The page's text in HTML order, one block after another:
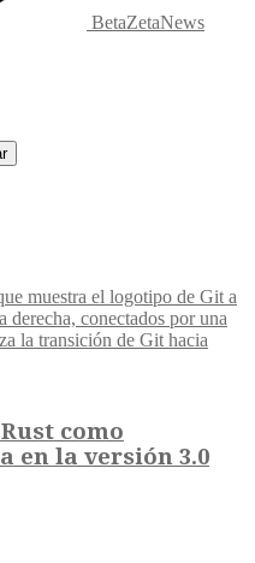
BetaZetaNews
como
en la versión 3.0